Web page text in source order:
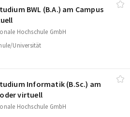
BWL (B.A.) am Campus
Hochschule GmbH
Universität
Informatik (B.Sc.) am
virtuell
Hochschule GmbH